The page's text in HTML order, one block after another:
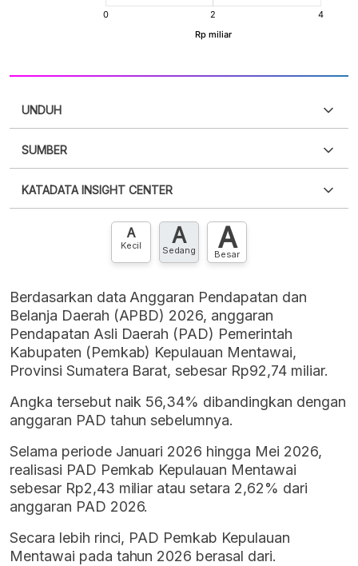
UNDUH
XLS
SUMBER
punya akun?Silakan Daftar sekarang
KATADATA INSIGHT CENTER
Hubungi sekarang »
A
Kecil A
Sedang A
Besar
Berdasarkan data Anggaran Pendapatan dan
Belanja Daerah (APBD) 2026, anggaran
Pendapatan Asli Daerah (PAD) Pemerintah
Kabupaten (Pemkab) Kepulauan Mentawai,
Provinsi Sumatera Barat, sebesar Rp92,74 miliar.
Angka tersebut naik 56,34% dibandingkan dengan
anggaran PAD tahun sebelumnya.
Selama periode Januari 2026 hingga Mei 2026,
realisasi PAD Pemkab Kepulauan Mentawai
sebesar Rp2,43 miliar atau setara 2,62% dari
anggaran PAD 2026.
Secara lebih rinci, PAD Pemkab Kepulauan
Mentawai pada tahun 2026 berasal dari.